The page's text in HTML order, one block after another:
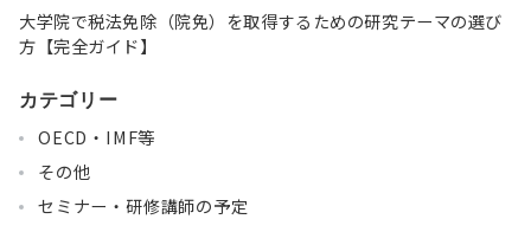
大学院で税法免除（院免）を取得するための研究テーマの選び
方【完全ガイド】
カテゴリー
OECD・IMF等
その他
セミナー・研修講師の予定